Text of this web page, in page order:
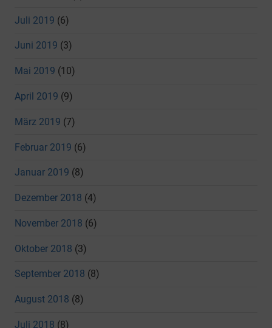
Juli 2019 (6)
Juni 2019 (3)
Mai 2019 (10)
April 2019 (9)
März 2019 (7)
Februar 2019 (6)
Januar 2019 (8)
Dezember 2018 (4)
November 2018 (6)
Oktober 2018 (3)
September 2018 (8)
August 2018 (8)
Juli 2018 (8)